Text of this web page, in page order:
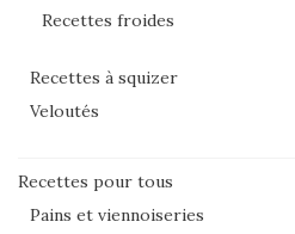
Recettes froides
Recettes à squizer
Veloutés
Recettes pour tous
Pains et viennoiseries